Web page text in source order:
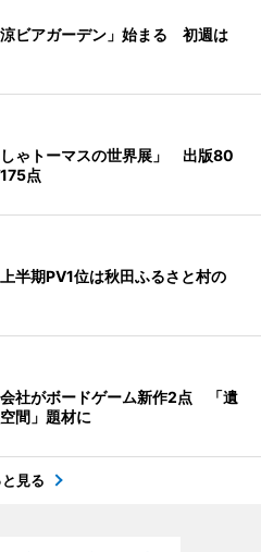
ビアガーデン」始まる 初週は
ゃトーマスの世界展」 出版80
点
半期PV1位は秋田ふるさと村の
社がボードゲーム新作2点 「遺
間」題材に
見る